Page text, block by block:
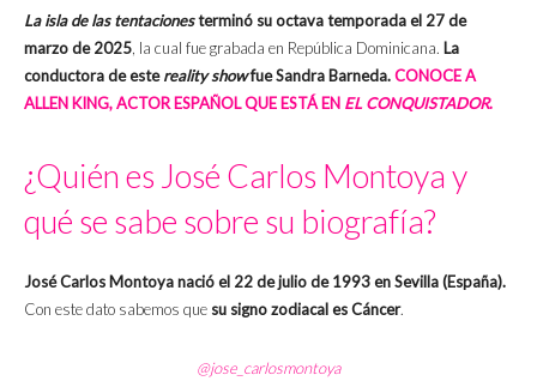
La isla de las tentacionesterminó su octava temporada el 27 de
marzo de 2025, la cual fue grabada en República Dominicana. La
conductora de estereality showfue Sandra Barneda.CONOCE A
ALLEN KING, ACTOR ESPAÑOL QUE ESTÁ EN EL CONQUISTADOR.
¿Quién es José Carlos Montoya y
qué se sabe sobre su biografía?
José Carlos Montoya nació el 22 de julio de 1993 en Sevilla (España).
Con este dato sabemos que su signo zodiacal es Cáncer.
@jose_carlosmontoya